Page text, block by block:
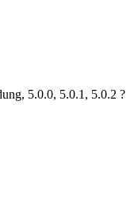
5.0.0, 5.0.1, 5.0.2 ?